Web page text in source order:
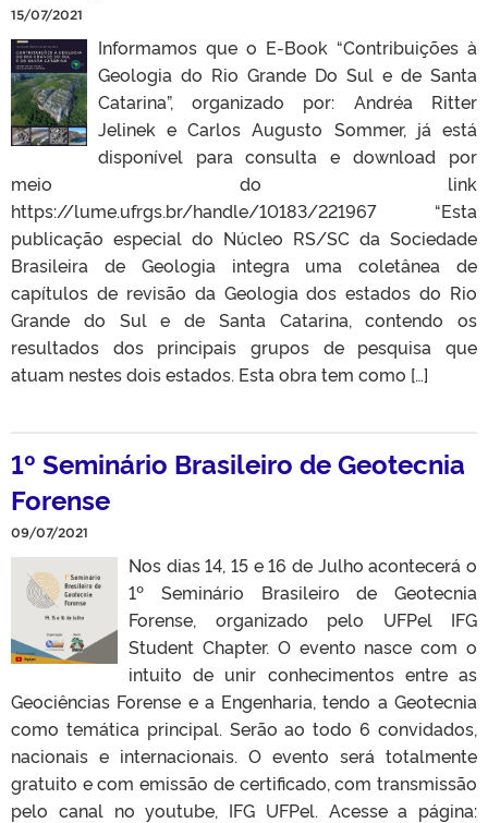
15/07/2021
Informamos que o E-Book “Contribuições à
Geologia do Rio Grande Do Sul e de Santa
Catarina”, organizado por: Andréa Ritter
Jelinek e Carlos Augusto Sommer, já está
disponível para consulta e download por
meio do link
https://lume.ufrgs.br/handle/10183/221967 “Esta
publicação especial do Núcleo RS/SC da Sociedade
Brasileira de Geologia integra uma coletânea de
capítulos de revisão da Geologia dos estados do Rio
Grande do Sul e de Santa Catarina, contendo os
resultados dos principais grupos de pesquisa que
atuam nestes dois estados. Esta obra tem como […]
1º Seminário Brasileiro de Geotecnia
Forense
09/07/2021
Nos dias 14, 15 e 16 de Julho acontecerá o
1º Seminário Brasileiro de Geotecnia
Forense, organizado pelo UFPel IFG
Student Chapter. O evento nasce com o
intuito de unir conhecimentos entre as
Geociências Forense e a Engenharia, tendo a Geotecnia
como temática principal. Serão ao todo 6 convidados,
nacionais e internacionais. O evento será totalmente
gratuito e com emissão de certificado, com transmissão
pelo canal no youtube, IFG UFPel. Acesse a página: